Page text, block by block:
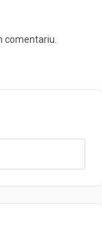
comentariu.